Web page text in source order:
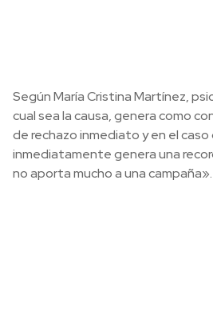
Según María Cristina Martínez,
cual sea la causa, genera como
de rechazo inmediato y en el caso
inmediatamente genera una
no aporta mucho a una campaña».